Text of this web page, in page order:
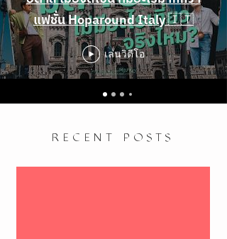
แฟชั่น Hoparound Italy 🇮🇹
เล่นวิดีโอ
RECENT POSTS